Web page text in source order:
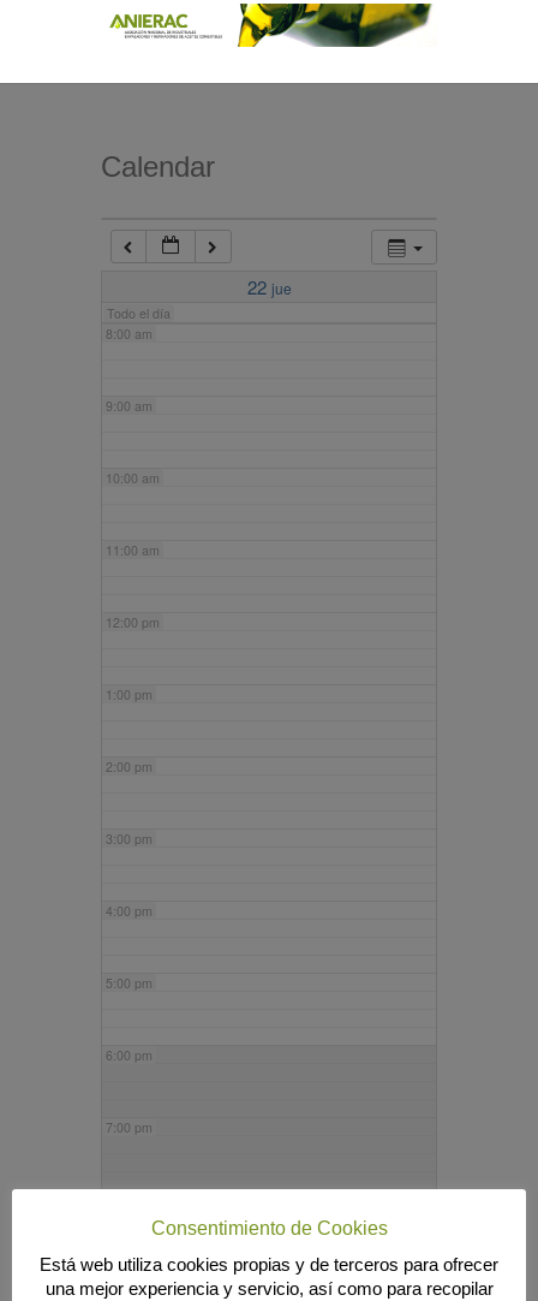
Calendar
22 jue
Todo el día
7:00 am
8:00 am
9:00 am
10:00 am
11:00 am
12:00 pm
1:00 pm
2:00 pm
3:00 pm
4:00 pm
5:00 pm
6:00 pm
7:00 pm
9:00 pm
Consentimiento de Cookies
Está web utiliza cookies propias y de terceros para ofrecer
una mejor experiencia y servicio, así como para recopilar